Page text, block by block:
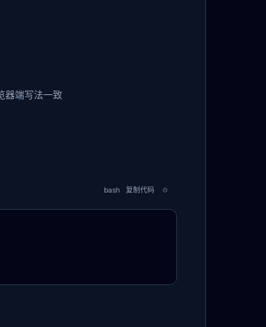
器端写法一致
bash 复制代码